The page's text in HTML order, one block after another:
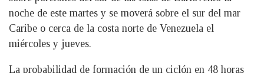
noche de este martes y se moverá sobre el sur del mar
Caribe o cerca de la costa norte de Venezuela el
miércoles y jueves.
La probabilidad de formación de un ciclón en 48 horas